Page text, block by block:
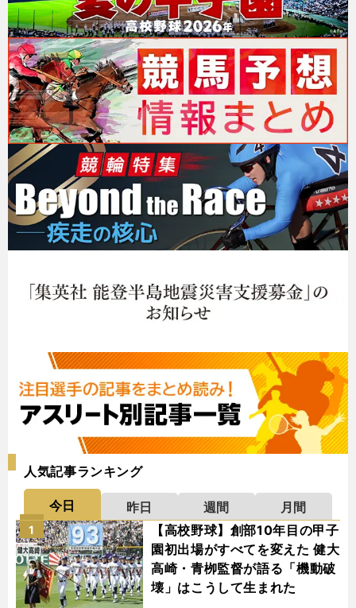
人気記事ランキング
今日 昨日 週間
月間
【高校野球】創部10年目の甲子
園初出場がすべてを変えた 健大
高崎・青栁監督が語る「機動破
壊」はこうして生まれた
1